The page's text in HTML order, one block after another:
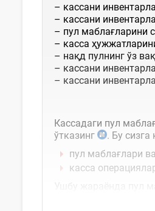
– кассани
– кассани
– пул маблағларини
– касса
– нақд пулнинг ўз
– кассани
– кассани
Кассадаги пул
ўтказинг
. Бу
пул маблағлари
касса